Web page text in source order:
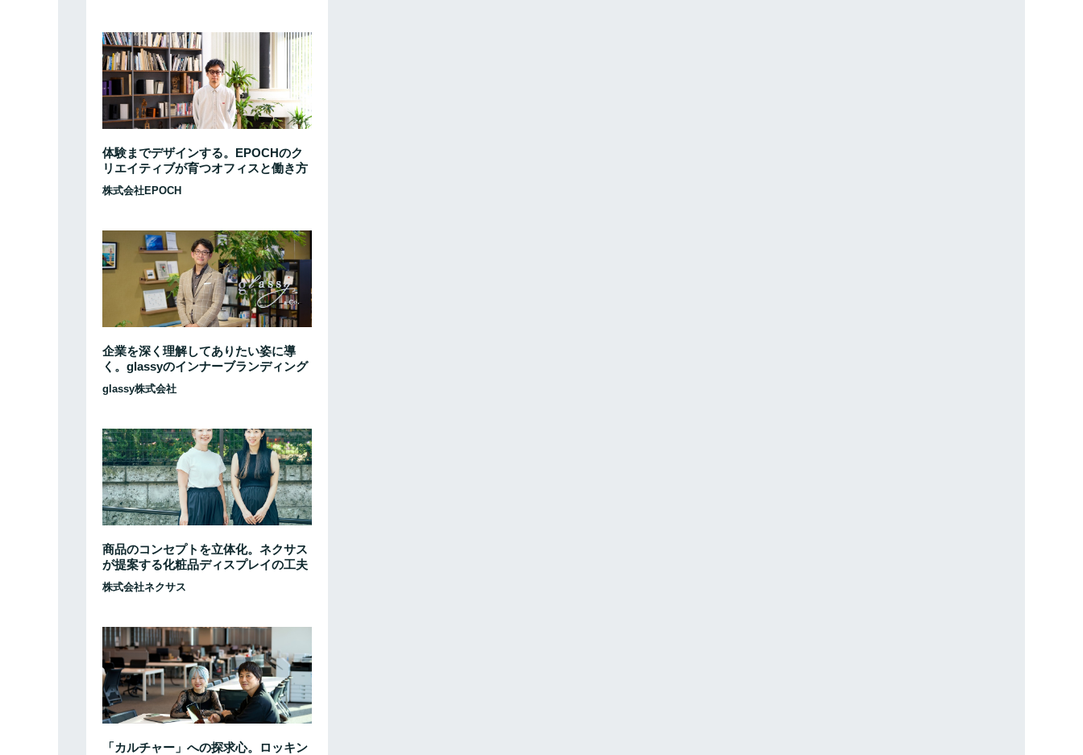
体験までデザインする。EPOCHのク
リエイティブが育つオフィスと働き方
株式会社EPOCH
企業を深く理解してありたい姿に導
く。glassyのインナーブランディング
glassy株式会社
商品のコンセプトを立体化。ネクサス
が提案する化粧品ディスプレイの工夫
株式会社ネクサス
「カルチャー」への探求心。ロッキン